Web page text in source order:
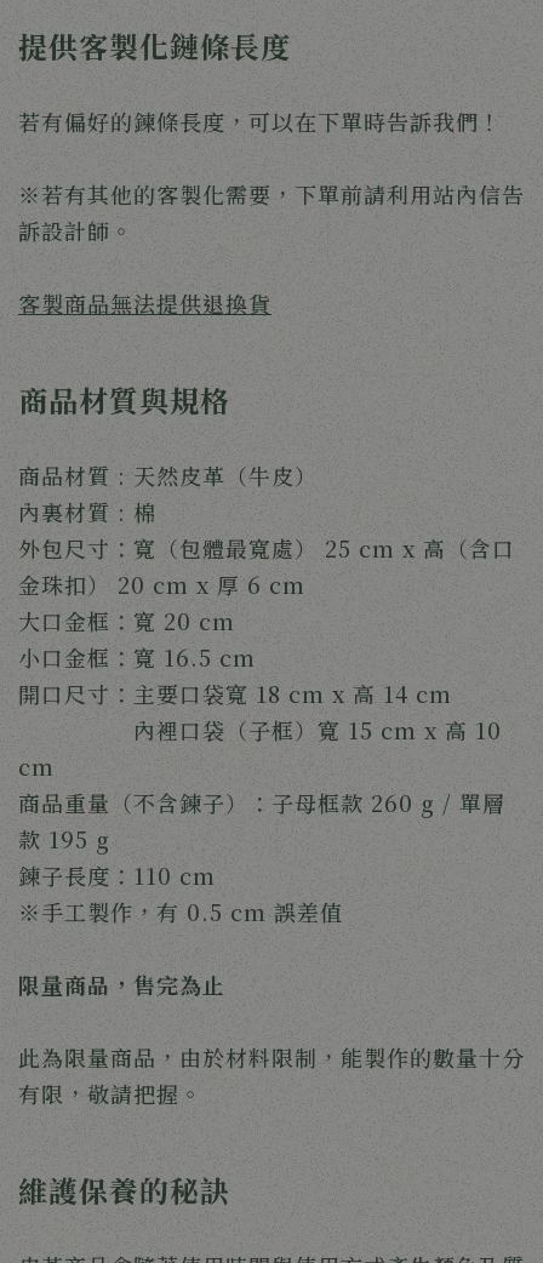
提供客製化鏈條長度
若有偏好的鍊條長度，可以在下單時告訴我們！
※若有其他的客製化需要，下單前請利用站內信告
訴設計師。
客製商品無法提供退換貨
商品材質與規格
商品材質 : 天然皮革（牛皮）
內裏材質 : 棉
外包尺寸：寬（包體最寬處） 25 cm x 高（含口
金珠扣） 20 cm x 厚 6 cm
大口金框：寬 20 cm
小口金框：寬 16.5 cm
開口尺寸：主要口袋寬 18 cm x 高 14 cm
內裡口袋（子框）寬 15 cm x 高 10
cm
商品重量（不含鍊子）： 子母框款 260 g / 單層
款 195 g
鍊子長度：110 cm
※手工製作，有 0.5 cm 誤差值
限量商品，售完為止
此為限量商品，由於材料限制，能製作的數量十分
有限，敬請把握。
維護保養的秘訣